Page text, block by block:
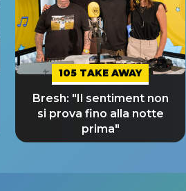
105 TAKE AWAY
Bresh: "Il sentiment non
si prova fino alla notte
prima"